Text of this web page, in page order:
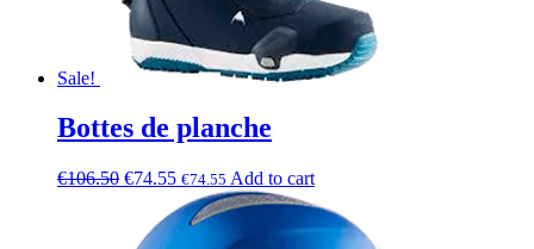
Sale!
Bottes de planche
€106.50 €74.55 €74.55 Add to cart